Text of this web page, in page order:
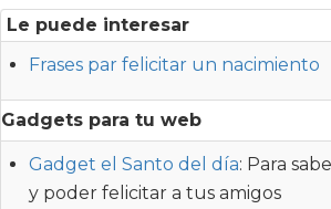
Le puede interesar
Frases par felicitar un nacimiento
Gadgets para tu web
Gadget el Santo del día: Para
y poder felicitar a tus amigos